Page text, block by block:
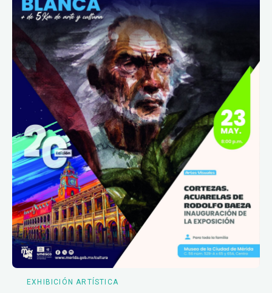
EXHIBICIÓN ARTÍSTICA